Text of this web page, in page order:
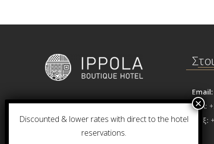
Μέζαπος, Ανατολική Μάνη
Τ.Κ. 23062 Λακωνία, Ελλάδα
Email:
Τηλ:
Φαξ:
Discounted & lower rates with direct to the hotel
reservations.